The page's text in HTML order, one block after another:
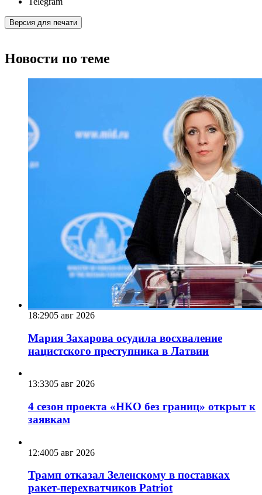
Версия для печати
Новости по теме
18:2905 авг 2026
Мария Захарова осудила восхваление
нацистского преступника в Латвии
13:3305 авг 2026
4 сезон проекта «НКО без границ» открыт к
заявкам
12:4005 авг 2026
Трамп отказал Зеленскому в поставках
ракет-перехватчиков Patriot